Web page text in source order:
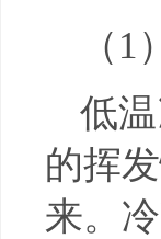
（
低
的挥
来。